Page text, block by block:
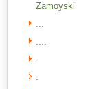
Zamoyski
...
....
.
.